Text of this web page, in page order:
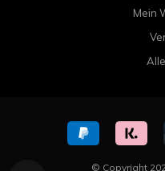
Mein
© Copyright